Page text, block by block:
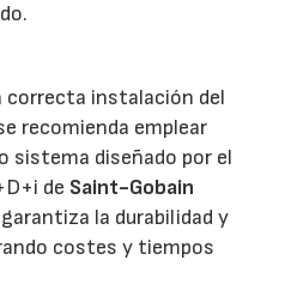
correcta instalación del
recomienda emplear
sistema diseñado por el
de Saint-Gobain
la durabilidad y
costes y tiempos